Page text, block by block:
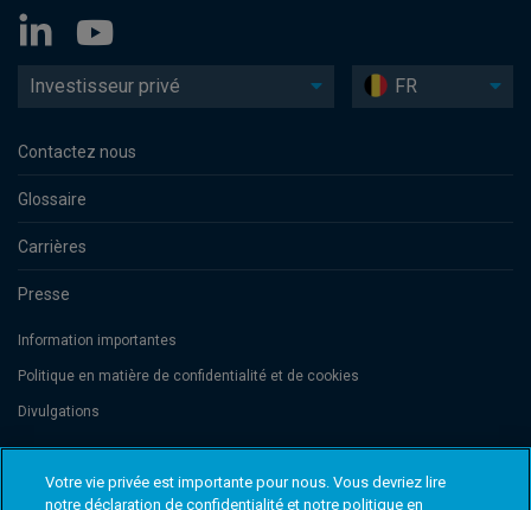
Investisseur privé FR
Contactez nous
Glossaire
Carrières
Presse
Information importantes
Politique en matière de confidentialité et de cookies
Divulgations
Threadneedle Management Luxembourg S.A., registered with the Registre
de Commerce et des Sociétés (Luxembourg), No. B 110242 and/or
Votre vie privée est importante pour nous. Vous devriez lire
notre déclaration de confidentialité et notre politique en